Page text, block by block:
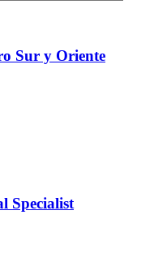
Sur y Oriente
Specialist